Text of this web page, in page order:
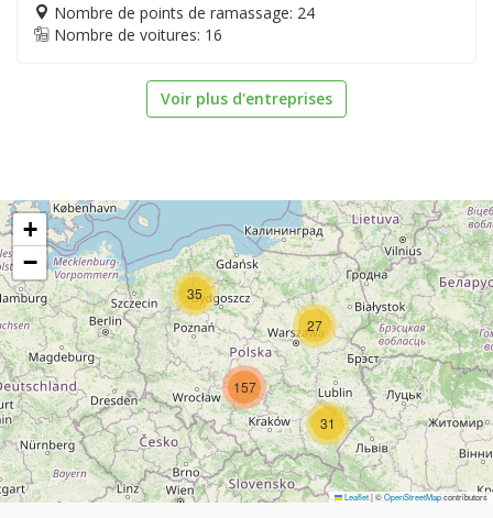
Nombre de points de ramassage: 24
Nombre de voitures: 16
Voir plus d'entreprises
35
31
27
157
+
−
Leaflet|©OpenStreetMapcontributors